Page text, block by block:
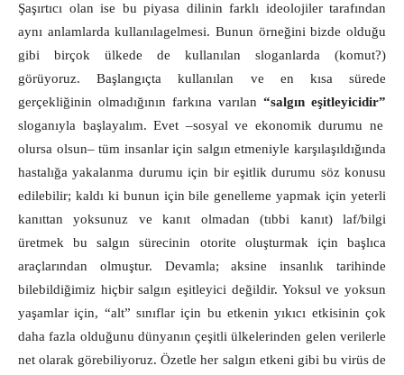
Şaşırtıcı olan ise bu piyasa dilinin farklı ideolojiler tarafından
aynı anlamlarda kullanılagelmesi. Bunun örneğini bizde olduğu
gibi birçok ülkede de kullanılan sloganlarda (komut?)
görüyoruz. Başlangıçta kullanılan ve en kısa sürede
gerçekliğinin olmadığının farkına varılan “salgın eşitleyicidir”
sloganıyla başlayalım. Evet –sosyal ve ekonomik durumu ne
olursa olsun‒ tüm insanlar için salgın etmeniyle karşılaşıldığında
hastalığa yakalanma durumu için bir eşitlik durumu söz konusu
edilebilir; kaldı ki bunun için bile genelleme yapmak için yeterli
kanıttan yoksunuz ve kanıt olmadan (tıbbi kanıt) laf/bilgi
üretmek bu salgın sürecinin otorite oluşturmak için başlıca
araçlarından olmuştur. Devamla; aksine insanlık tarihinde
bilebildiğimiz hiçbir salgın eşitleyici değildir. Yoksul ve yoksun
yaşamlar için, “alt” sınıflar için bu etkenin yıkıcı etkisinin çok
daha fazla olduğunu dünyanın çeşitli ülkelerinden gelen verilerle
net olarak görebiliyoruz. Özetle her salgın etkeni gibi bu virüs de